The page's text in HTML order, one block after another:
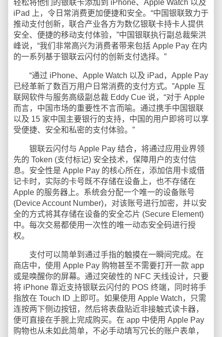
轻松将他们的银联卡添加到 iPhone、Apple Watch 以及
iPad 上，令日常消费更加便捷和安全。“中国银联致力于
推动支付创新，联合产业各方为数亿银联卡持卡人提供
安全、便捷的移动支付体验，”中国银联执行副总裁柴洪
峰说，“我们非常高兴为消费者带来包括 Apple Pay 在内
的一系列基于银联云闪付的创新支付选择。”
“通过 iPhone、Apple Watch 以及 iPad，Apple Pay
已经革新了数百万用户日常消费的支付方式。”Apple 互
联网软件与服务高级副总裁 Eddy Cue 说，“对于 Apple
而言，中国市场的重要性不言而喻。通过携手中国银联
以及 15 家中国主要银行的支持，中国的用户即将可以享
受便捷、安全和私密的支付体验。”
银联云闪付与 Apple Pay 结合，将通过应用业界领
先的 Token (支付标记) 安全技术，保障用户的支付信
息。安全性是 Apple Pay 的核心所在，添加信用卡或借
记卡时，实际的卡号既不存储在设备上，也不存储在
Apple 的服务器上。系统会分配一个唯一的设备账号
(Device Account Number)，对该账号进行加密，并以安
全的方式将其存储在设备的安全芯片 (Secure Element)
中。每次交易都使用一次性的唯一动态安全码进行授
权。
支付可以简单到通过手指的触摸在一瞬间完成。在
商店中，使用 Apple Pay 购物甚至不需要打开一款 app
或是唤醒你的屏幕。通过突破性的 NFC 天线设计，只要
将 iPhone 靠近支持银联云闪付的 POS 终端，同时将手
指放在 Touch ID 上即可。如果使用 Apple Watch，只需
连按两下侧边按钮，然后将表盘贴近非接触式读卡器，
便可直接在手腕上完成购买。在 app 中使用 Apple Pay
购物也从未如此简单，不必手动填写冗长的账户表单，